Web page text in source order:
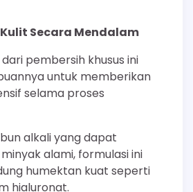
Secara Mendalam
pembersih khusus ini
untuk memberikan
selama proses
alkali yang dapat
alami, formulasi ini
humektan kuat seperti
hialuronat.